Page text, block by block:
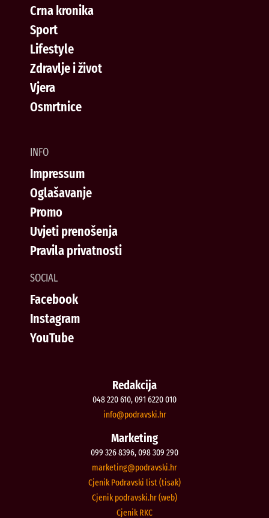
Crna kronika
Sport
Lifestyle
Zdravlje i život
Vjera
Osmrtnice
INFO
Impressum
Oglašavanje
Promo
Uvjeti prenošenja
Pravila privatnosti
SOCIAL
Facebook
Instagram
YouTube
Redakcija
048 220 610, 091 6220 010
rh.iksvardop
@ofni
Marketing
099 326 8396, 098 309 290
rh.iksvardop
@gnitekram
Cjenik Podravski list (tisak)
Cjenik podravski.hr (web)
Cjenik RKC